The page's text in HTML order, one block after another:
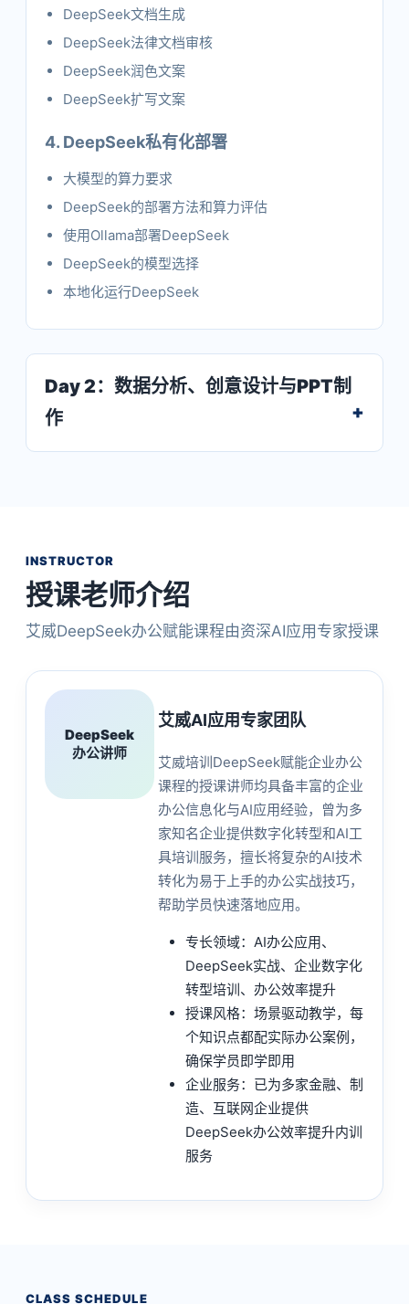
DeepSeek文档生成
DeepSeek法律文档审核
DeepSeek润色文案
DeepSeek扩写文案
4. DeepSeek私有化部署
大模型的算力要求
DeepSeek的部署方法和算力评估
使用Ollama部署DeepSeek
DeepSeek的模型选择
本地化运行DeepSeek
Day 2：数据分析、创意设计与PPT制
作
INSTRUCTOR
授课老师介绍
艾威DeepSeek办公赋能课程由资深AI应用专家授课
DeepSeek
办公讲师
艾威AI应用专家团队
艾威培训DeepSeek赋能企业办公
课程的授课讲师均具备丰富的企业
办公信息化与AI应用经验，曾为多
家知名企业提供数字化转型和AI工
具培训服务，擅长将复杂的AI技术
转化为易于上手的办公实战技巧，
帮助学员快速落地应用。
专长领域：AI办公应用、
DeepSeek实战、企业数字化
转型培训、办公效率提升
授课风格：场景驱动教学，每
个知识点都配实际办公案例，
确保学员即学即用
企业服务：已为多家金融、制
造、互联网企业提供
DeepSeek办公效率提升内训
服务
CLASS SCHEDULE